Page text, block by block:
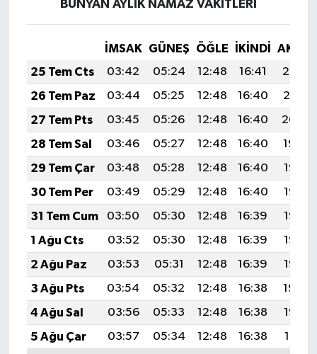
BÜNYAN AYLIK NAMAZ VAKITLERI
İMSAK GÜNEŞ ÖĞLE İKINDI
25 Tem Cts
03:42 05:24 12:48 16:41
20:02
26 Tem Paz
03:44 05:25 12:48 16:40
20:01
27 Tem Pts
03:45 05:26 12:48 16:40
20:00
28 Tem Sal
03:46 05:27 12:48 16:40
19:59
29 Tem Çar
03:48 05:28 12:48 16:40
19:58
30 Tem Per
03:49 05:29 12:48 16:40
19:57
31 Tem Cum
03:50 05:30 12:48 16:39
19:57
1 Ağu Cts
03:52 05:30 12:48 16:39
19:56
2 Ağu Paz
03:53 05:31 12:48 16:39
19:55
3 Ağu Pts
03:54 05:32 12:48 16:38
19:54
4 Ağu Sal
03:56 05:33 12:48 16:38
19:52
5 Ağu Çar
03:57 05:34 12:48 16:38
19:51